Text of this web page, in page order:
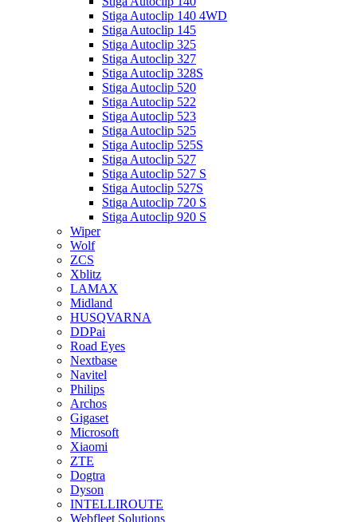
Stiga Autoclip 140 4WD
Stiga Autoclip 145
Stiga Autoclip 325
Stiga Autoclip 327
Stiga Autoclip 328S
Stiga Autoclip 520
Stiga Autoclip 522
Stiga Autoclip 523
Stiga Autoclip 525
Stiga Autoclip 525S
Stiga Autoclip 527
Stiga Autoclip 527 S
Stiga Autoclip 527S
Stiga Autoclip 720 S
Stiga Autoclip 920 S
Wiper
Wolf
ZCS
Xblitz
LAMAX
Midland
HUSQVARNA
DDPai
Road Eyes
Nextbase
Navitel
Philips
Archos
Gigaset
Microsoft
Xiaomi
ZTE
Dogtra
Dyson
INTELLIROUTE
Webfleet Solutions